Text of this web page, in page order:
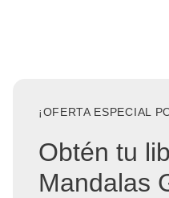
¡OFERTA ESPECIAL
Obtén tu
Mandalas